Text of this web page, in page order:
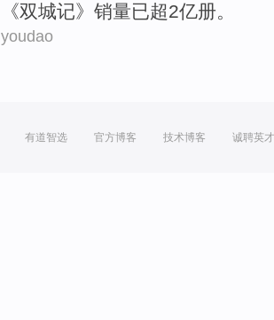
《双城记》销量已超2亿册。
youdao
有道智选 官方博客 技术博客 诚聘英才